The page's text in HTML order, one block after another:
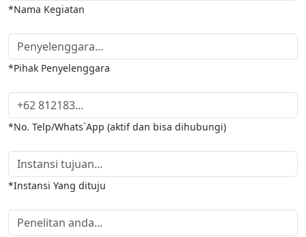
*Nama Kegiatan
*Pihak Penyelenggara
*No. Telp/Whats`App (aktif dan bisa dihubungi)
*Instansi Yang dituju